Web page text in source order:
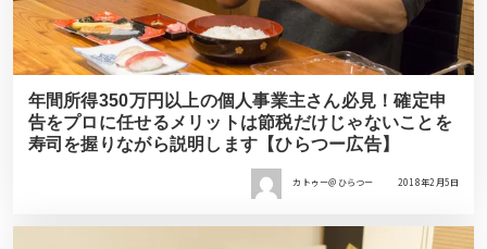
年間所得350万円以上の個人事業主さん必見！確定申
告をプロに任せるメリットは節税だけじゃないことを
寿司を握りながら説明します【ひらつー広告】
カトゥー＠ひらつー 2018年2月5日